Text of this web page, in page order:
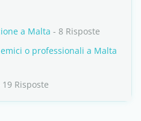
a Malta - 8 Risposte
o professionali a Malta
19 Risposte